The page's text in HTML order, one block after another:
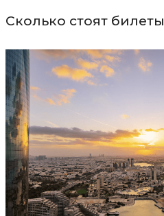
Сколько стоят билеты